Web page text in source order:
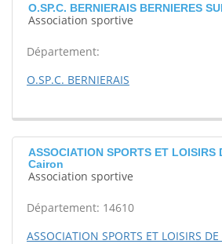
O.SP.C. BERNIERAIS BERNIERES
Association sportive
Département:
O.SP.C. BERNIERAIS
ASSOCIATION SPORTS ET LOISIRS
Cairon
Association sportive
Département: 14610
ASSOCIATION SPORTS ET LOISIRS DE